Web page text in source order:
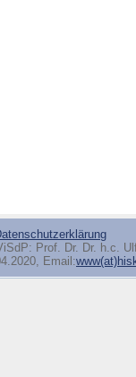
Prof. Dr. Dr. h.c.
Email: